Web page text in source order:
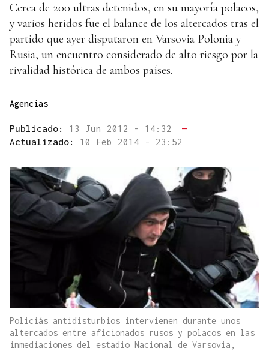
Cerca de 200 ultras detenidos, en su mayoría polacos,
y varios heridos fue el balance de los altercados tras el
partido que ayer disputaron en Varsovia Polonia y
Rusia, un encuentro considerado de alto riesgo por la
rivalidad histórica de ambos países.
Agencias
Publicado: 13 Jun 2012 - 14:32
—
Actualizado: 10 Feb 2014 - 23:52
Policiás antidisturbios intervienen durante unos
altercados entre aficionados rusos y polacos en las
inmediaciones del estadio Nacional de Varsovia,